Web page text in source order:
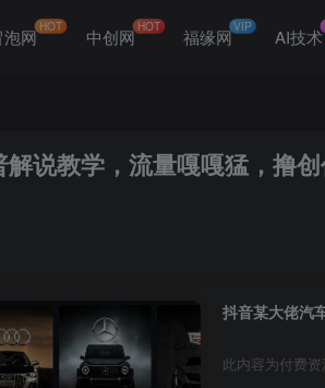
泡网 HOT 中创网 HOT 福缘网VIP AI技术
说教学，流量嘎嘎猛，撸
此内容为付费